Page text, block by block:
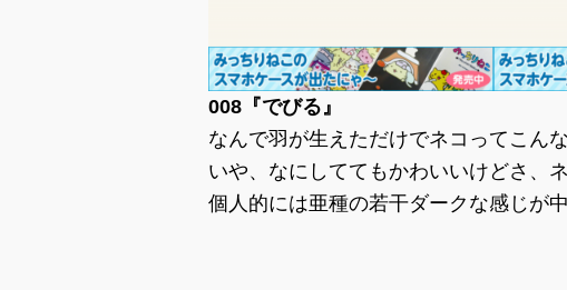
008『でびる』
なんで羽が生えただけでネコってこん
いや、なにしててもかわいいけどさ、ネ
個人的には亜種の若干ダークな感じが